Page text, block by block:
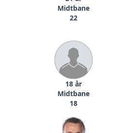
Midtbane
22
18 år
Midtbane
18